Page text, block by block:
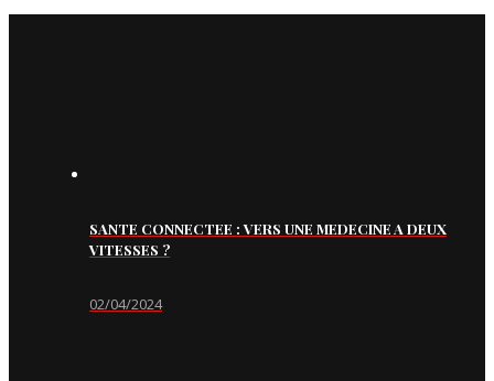
SANTE CONNECTEE : VERS UNE MEDECINE A DEUX
VITESSES ?
02/04/2024